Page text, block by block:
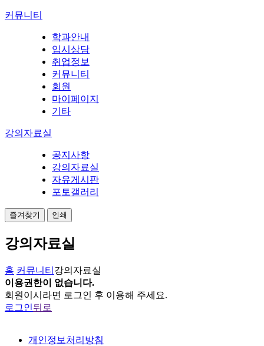
커뮤니티
학과안내
입시상담
취업정보
커뮤니티
회원
마이페이지
기타
강의자료실
공지사항
강의자료실
자유게시판
포토갤러리
즐겨찾기 인쇄
강의자료실
홈 커뮤니티 강의자료실
이용권한이 없습니다.
회원이시라면 로그인 후 이용해 주세요.
로그인뒤로
개인정보처리방침